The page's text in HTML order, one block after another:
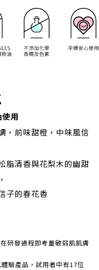
用
，前味甜橙，中味風信
脂清香與花梨木的幽甜
子的春花香
研發過程即考量敏弱肌肌膚
驗產品，試用者中有17位